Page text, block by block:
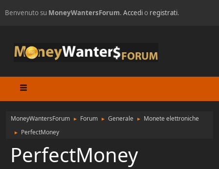
Benvenuto su MoneyWantersForum. Accedio registrati.
MoneyWantersForum ► Forum ► Generale ► Monete elettroniche
► PerfectMoney
PerfectMoney